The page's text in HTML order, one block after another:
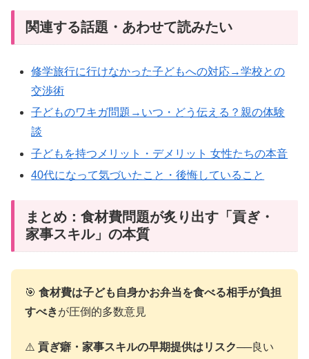
関連する話題・あわせて読みたい
修学旅行に行けなかった子どもへの対応→学校との
交渉術
子どものワキガ問題→いつ・どう伝える？親の体験
談
子どもを持つメリット・デメリット 女性たちの本音
40代になって気づいたこと・後悔していること
まとめ：食材費問題が炙り出す「貢ぎ・
家事スキル」の本質
🎯 食材費は子ども自身かお弁当を食べる相手が負担
すべきが圧倒的多数意見
⚠️ 貢ぎ癖・家事スキルの早期提供はリスク──良い